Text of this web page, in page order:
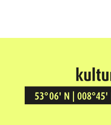
Kultur Vor Ort
BREMEN GRÖPELINGEN